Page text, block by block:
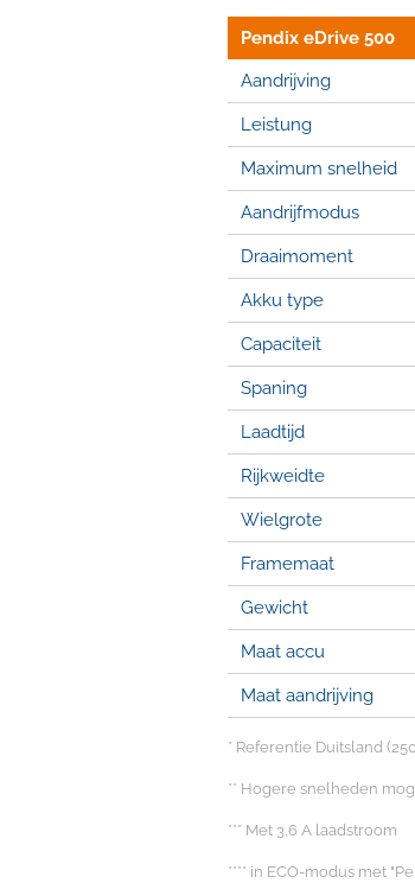
Pendix eDrive 500
Aandrijving
Leistung
Maximum snelheid
Aandrijfmodus
Draaimoment
Akku type
Capaciteit
Spaning
Laadtijd
Rijkweidte
Wielgrote
Framemaat
Gewicht
Maat accu
Maat aandrijving
* Referentie Duitsland
** Hogere snelheden
*** Met 3,6 A laadstroom
**** in ECO-modus met